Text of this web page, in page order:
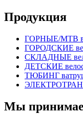
Продукция
ГОРНЫЕ/MTB
ГОРОДСКИЕ
СКЛАДНЫЕ
ДЕТСКИЕ
ТЮБИНГ
Мы